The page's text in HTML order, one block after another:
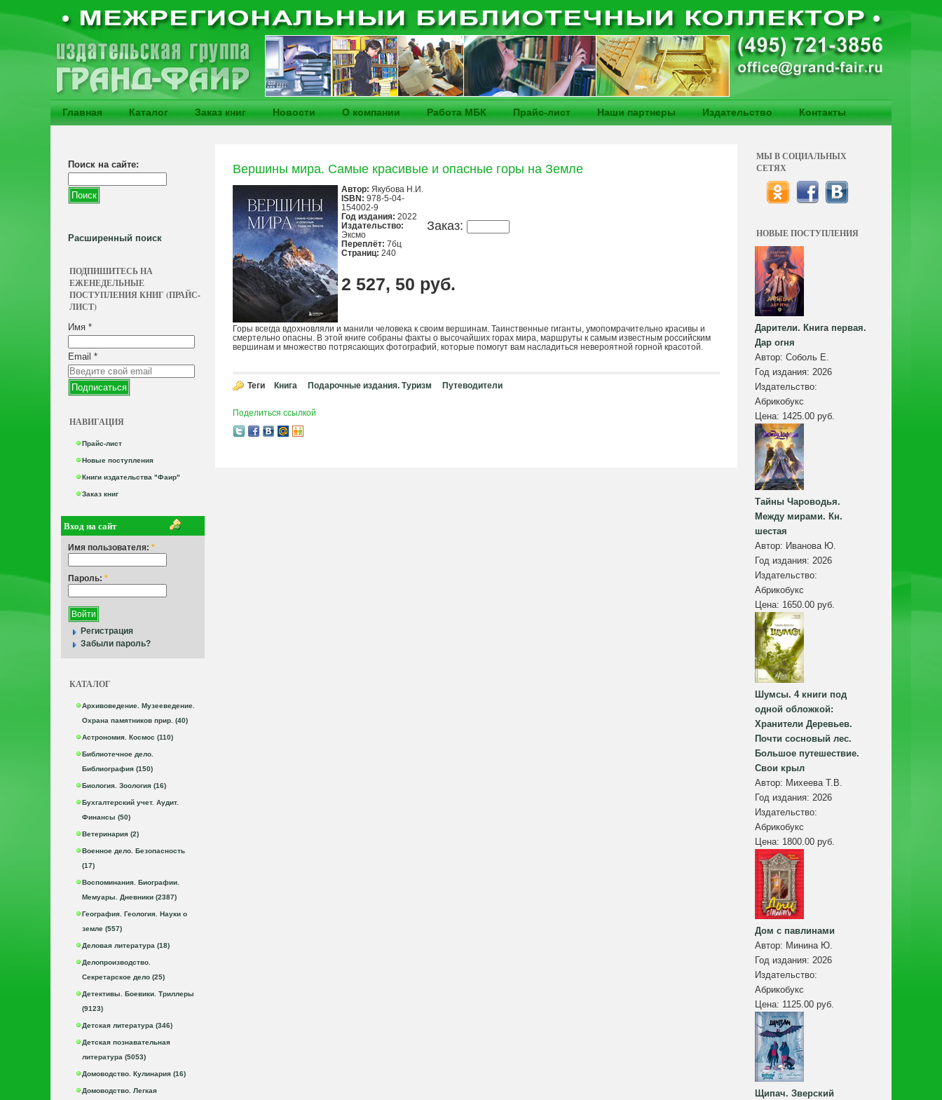
Главная Каталог Заказ книг Новости О компании Работа МБК Прайс-лист Наши партнеры Издательство Контакты
Поиск на сайте:
Расширенный поиск
ПОДПИШИТЕСЬ НА
ЕЖЕНЕДЕЛЬНЫЕ
ПОСТУПЛЕНИЯ КНИГ (ПРАЙС-
ЛИСТ)
Имя *
Email *
НАВИГАЦИЯ
Прайс-лист
Новые поступления
Книги издательства "Фаир"
Заказ книг
Вход на сайт
Имя пользователя: *
Пароль: *
Регистрация
Забыли пароль?
КАТАЛОГ
Архивоведение. Музееведение.
Охрана памятников прир. (40)
Астрономия. Космос (110)
Библиотечное дело.
Библиография (150)
Биология. Зоология (16)
Бухгалтерский учет. Аудит.
Финансы (50)
Ветеринария (2)
Военное дело. Безопасность
(17)
Воспоминания. Биографии.
Мемуары. Дневники (2387)
География. Геология. Науки о
земле (557)
Деловая литература (18)
Делопроизводство.
Секретарское дело (25)
Детективы. Боевики. Триллеры
(9123)
Детская литература (346)
Детская познавательная
литература (5053)
Домоводство. Кулинария (16)
Домоводство. Легкая
Вершины мира. Самые красивые и опасные горы на Земле
Заказ:
Автор: Якубова Н.И.
ISBN: 978-5-04-
154002-9
Год издания: 2022
Издательство:
Эксмо
Переплёт: 7бц
Страниц: 240
2 527, 50 руб.
Горы всегда вдохновляли и манили человека к своим вершинам. Таинственные гиганты, умопомрачительно красивы и
смертельно опасны. В этой книге собраны факты о высочайших горах мира, маршруты к самым известным российским
вершинам и множество потрясающих фотографий, которые помогут вам насладиться невероятной горной красотой.
Теги Книга Подарочные издания. Туризм Путеводители
Поделиться ссылкой
МЫ В СОЦИАЛЬНЫХ
СЕТЯХ
НОВЫЕ ПОСТУПЛЕНИЯ
Дарители. Книга первая.
Дар огня
Автор: Соболь Е.
Год издания: 2026
Издательство:
Абрикобукс
Цена: 1425.00 руб.
Тайны Чароводья.
Между мирами. Кн.
шестая
Автор: Иванова Ю.
Год издания: 2026
Издательство:
Абрикобукс
Цена: 1650.00 руб.
Шумсы. 4 книги под
одной обложкой:
Хранители Деревьев.
Почти сосновый лес.
Большое путешествие.
Свои крыл
Автор: Михеева Т.В.
Год издания: 2026
Издательство:
Абрикобукс
Цена: 1800.00 руб.
Дом с павлинами
Автор: Минина Ю.
Год издания: 2026
Издательство:
Абрикобукс
Цена: 1125.00 руб.
Щипач. Зверский